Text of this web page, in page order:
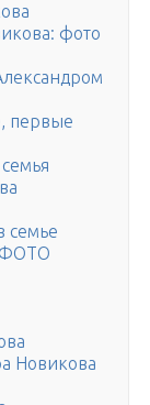
фото
первые
семье
ФОТО
Новикова